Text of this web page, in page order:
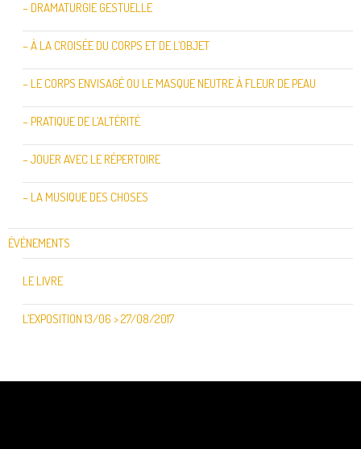
– DRAMATURGIE GESTUELLE
– À LA CROISÉE DU CORPS ET DE L’OBJET
– LE CORPS ENVISAGÉ OU LE MASQUE NEUTRE À FLEUR DE PEAU
– PRATIQUE DE L’ALTÉRITÉ
– JOUER AVEC LE RÉPERTOIRE
– LA MUSIQUE DES CHOSES
ÉVÉNEMENTS
LE LIVRE
L’EXPOSITION 13/06 > 27/08/2017